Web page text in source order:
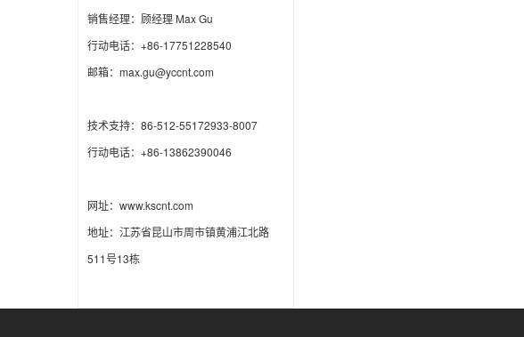
销售经理：顾经理 Max Gu
行动电话：+86-17751228540
邮箱：max.gu@yccnt.com
技术支持：86-512-55172933-8007
行动电话：+86-13862390046
网址：www.kscnt.com
地址：江苏省昆山市周市镇黄浦江北路
511号13栋